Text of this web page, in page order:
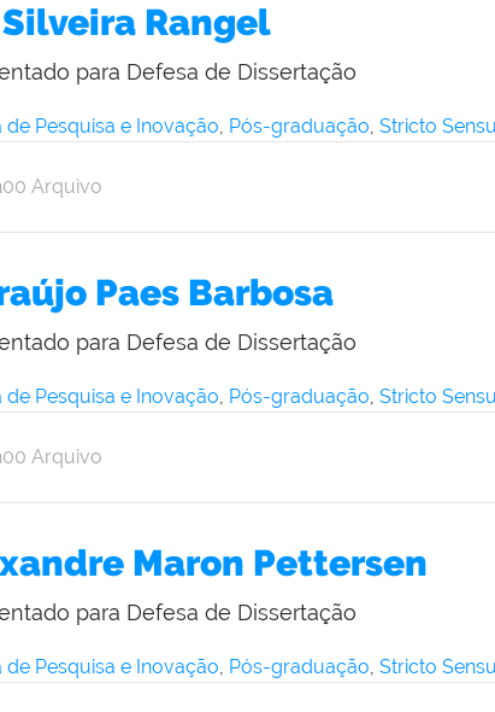
Rangel
para Defesa de Dissertação
de Pesquisa e Inovação, Pós-graduação, Stricto Sensu
Arquivo
Paes Barbosa
para Defesa de Dissertação
de Pesquisa e Inovação, Pós-graduação, Stricto Sensu
Arquivo
Maron Pettersen
para Defesa de Dissertação
de Pesquisa e Inovação, Pós-graduação, Stricto Sensu